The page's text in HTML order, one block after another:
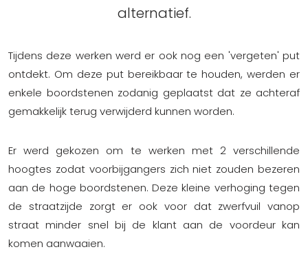
alternatief.
Tijdens deze werken werd er ook nog een 'vergeten' put
ontdekt. Om deze put bereikbaar te houden, werden er
enkele boordstenen zodanig geplaatst dat ze achteraf
gemakkelijk terug verwijderd kunnen worden.
Er werd gekozen om te werken met 2 verschillende
hoogtes zodat voorbijgangers zich niet zouden bezeren
aan de hoge boordstenen. Deze kleine verhoging tegen
de straatzijde zorgt er ook voor dat zwerfvuil vanop
straat minder snel bij de klant aan de voordeur kan
komen aanwaaien.